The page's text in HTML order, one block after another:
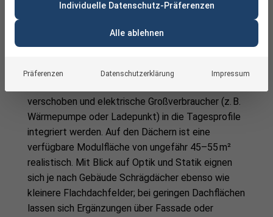
Eine Photovoltaik-Komplettanlage mit rund 8 kWp
Praxis werden Jahresverbräuche von etwa 7.500–
verschoben und elektrische Großverbraucher (z. B.
Wärmepumpe oder Ladepunkt) in die Tagesprofile
integriert werden. Auf den Dächern ist eine
verfügbare Modulfläche von ungefähr 45–55 m²
realistisch. Mit Blick auf Optik und Statik eignen
sich je nach Gebäude Schrägdächer ebenso wie
kleinere Flachdachfelder; bei geringen Dachflächen
lassen sich Ergänzungen über Fassade oder
Individuelle Datenschutz-Präferenzen
Alle ablehnen
Präferenzen Datenschutzerklärung Impressum